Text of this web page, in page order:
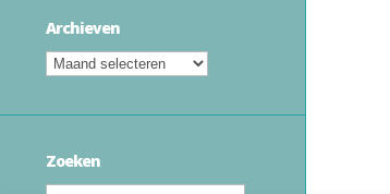
Archieven
Zoeken